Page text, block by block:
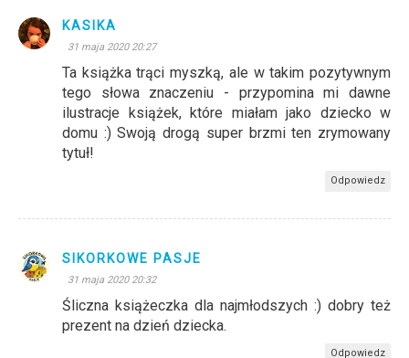
KASIKA
31 maja 2020 20:27
Ta książka trąci myszką, ale w takim pozytywnym
tego słowa znaczeniu - przypomina mi dawne
ilustracje książek, które miałam jako dziecko w
domu :) Swoją drogą super brzmi ten zrymowany
tytuł!
Odpowiedz
SIKORKOWE PASJE
31 maja 2020 20:32
Śliczna książeczka dla najmłodszych :) dobry też
prezent na dzień dziecka.
Odpowiedz